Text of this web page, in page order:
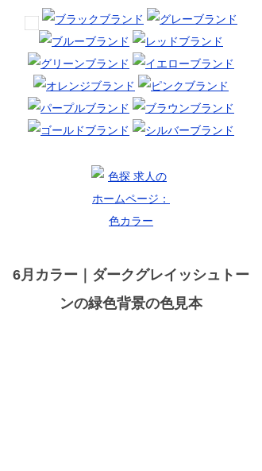
6月カラー｜ダークグレイッシュトー
ンの緑色背景の色見本